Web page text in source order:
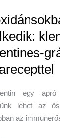
egy apró
lehet az
az